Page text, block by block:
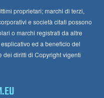
proprietari; marchi di terzi,
e società citati possono
o marchi registrati da altre
ed a beneficio del
dei diritti di Copyright vigenti